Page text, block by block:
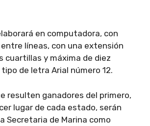
en computadora, con
líneas, con una extensión
cuartillas y máxima de diez
de letra Arial número 12.
resulten ganadores del primero,
lugar de cada estado, serán
Secretaria de Marina como